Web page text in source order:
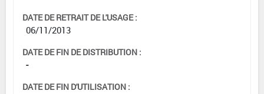
DATE DE RETRAIT DE L'USAGE :
06/11/2013
DATE DE FIN DE DISTRIBUTION :
-
DATE DE FIN D'UTILISATION :